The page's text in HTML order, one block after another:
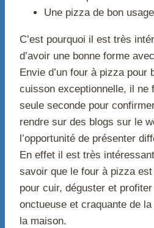
Une pizza de bon usage
C’est pourquoi il est très
d’avoir une bonne forme
Envie d’un four à pizza pour
cuisson exceptionnelle, il ne
seule seconde pour
rendre sur des blogs sur le
l’opportunité de présenter
En effet il est très
savoir que le four à pizza
pour cuir, déguster et profiter
onctueuse et craquante de
la maison.